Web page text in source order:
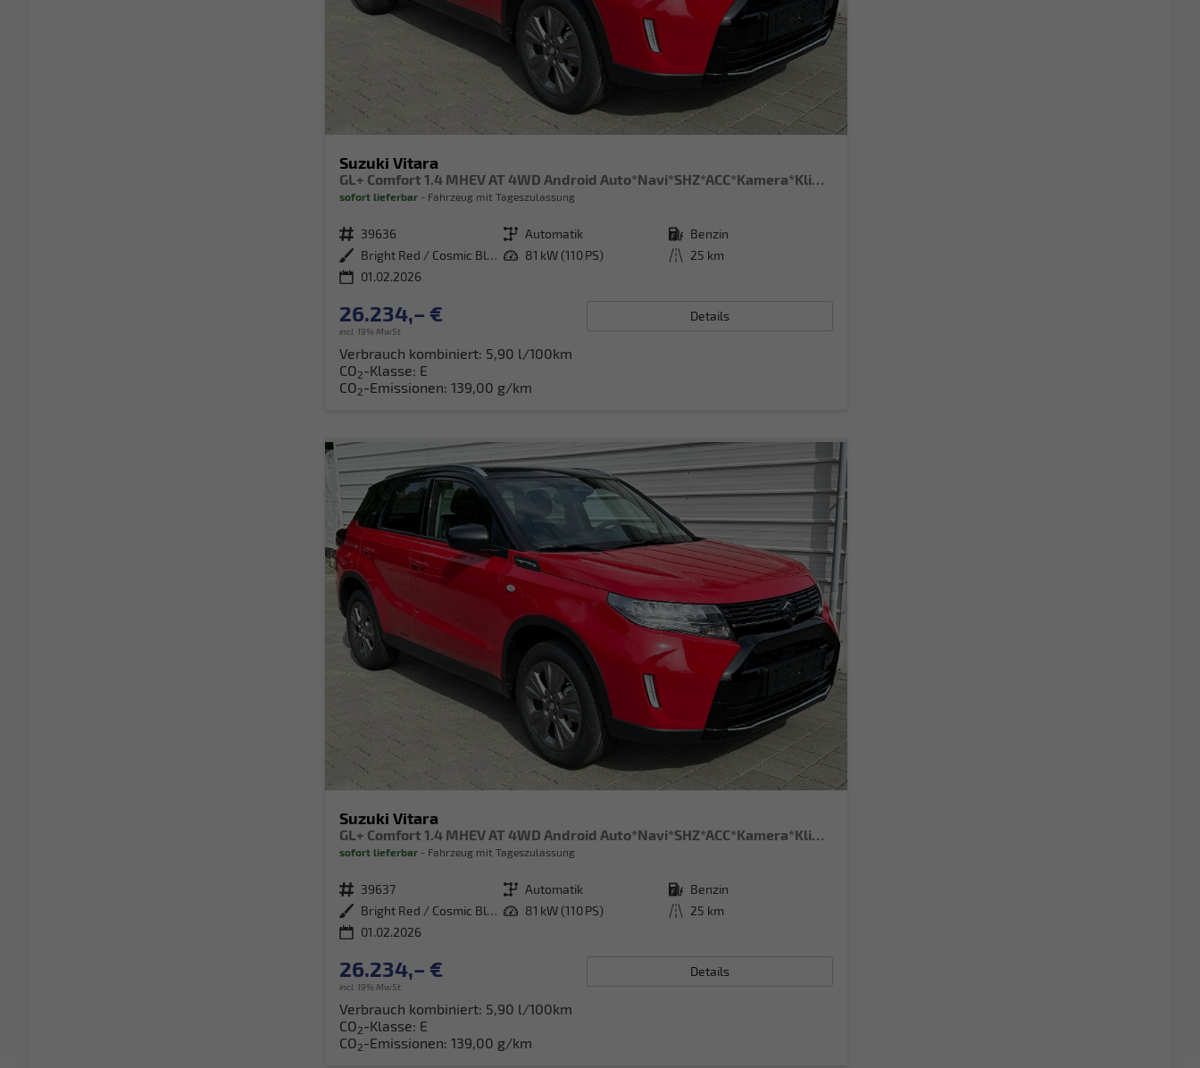
Suzuki Vitara
sofort lieferbar Fahrzeug mit Tageszulassung
Fahrzeugnr. 39636 Getriebe Automatik Kraftstoff Benzin
Außenfarbe
Bright Red / Cosmic Black Pearl Metallic Leistung 81 kW (110 PS) Kilometerstand 25 km
01.02.2026
26.234,– €
incl. 19% MwSt.
Details
Verbrauch kombiniert: 5,90 l/100km
CO2-Klasse: E
CO2-Emissionen: 139,00 g/km
Suzuki Vitara
sofort lieferbar Fahrzeug mit Tageszulassung
Fahrzeugnr. 39637 Getriebe Automatik Kraftstoff Benzin
Außenfarbe
Bright Red / Cosmic Black Pearl Metallic Leistung 81 kW (110 PS) Kilometerstand 25 km
01.02.2026
26.234,– €
incl. 19% MwSt.
Details
Verbrauch kombiniert: 5,90 l/100km
CO2-Klasse: E
CO2-Emissionen: 139,00 g/km